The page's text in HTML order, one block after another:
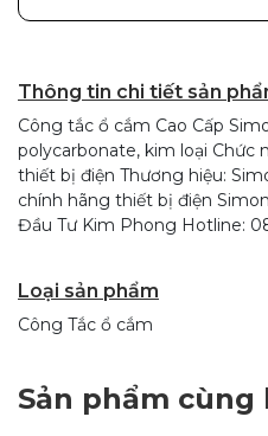
Thông tin chi tiết sản
Công tắc ổ cắm Cao Cấp
polycarbonate, kim loại Chức
thiết bị điện Thương hiệu:
chính hãng thiết bị điện
Đầu Tư Kim Phong Hotline:
Loại sản phẩm
Công Tắc ổ cắm
Sản phẩm cùng